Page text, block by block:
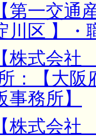
第一交通
川区 】
株式会
：【大
事務所】
株式会社